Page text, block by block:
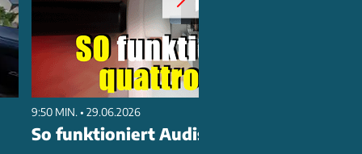
9:50 MIN. • 29.06.2026
So funktioniert Audis quattro-Antrieb